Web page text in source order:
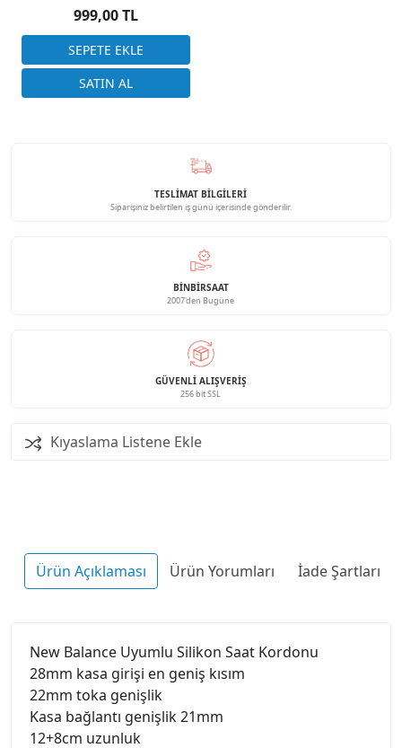
999,00 TL
TESLİMAT BİLGİLERİ
Siparişiniz belirtilen iş günü içerisinde gönderilir.
BINBIRSAAT
2007'den Bugüne
GÜVENLI ALIŞVERIŞ
256 bit SSL
Kıyaslama Listene Ekle
Ürün Açıklaması Ürün Yorumları İade Şartları
New Balance Uyumlu Silikon Saat Kordonu
28mm kasa girişi en geniş kısım
22mm toka genişlik
Kasa bağlantı genişlik 21mm
12+8cm uzunluk